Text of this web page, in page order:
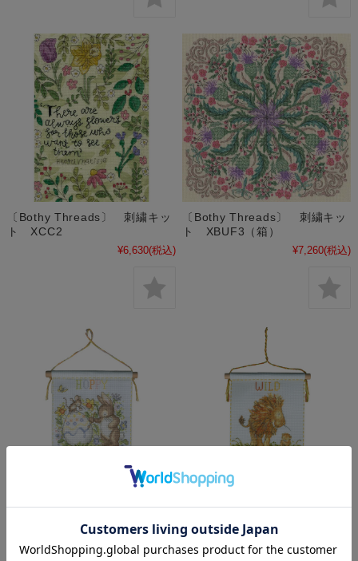
〔Bothy Threads〕 刺繍キッ
ト XCC2
¥6,630(税込)
〔Bothy Threads〕 刺繍キッ
ト XBUF3（箱）
¥7,260(税込)
〔Bothy Threads〕 刺繍キッ
ト XKG24（箱）
〔Bothy Threads〕 刺繍キッ
ト XKG23（箱）